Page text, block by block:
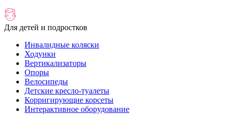
Для детей и подростков
Инвалидные коляски
Ходунки
Вертикализаторы
Опоры
Велосипеды
Детские кресло-туалеты
Корригирующие корсеты
Интерактивное оборудование